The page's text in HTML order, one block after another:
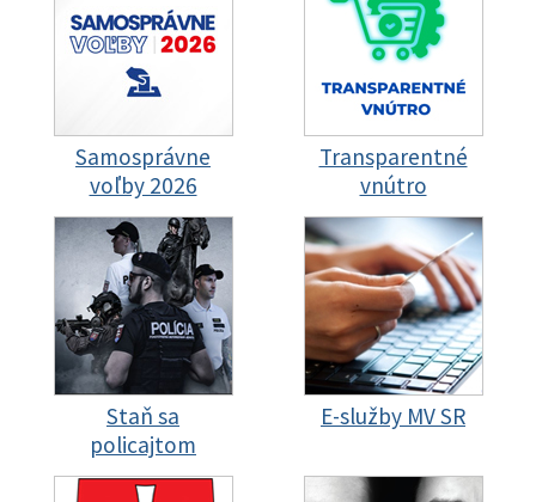
Samosprávne
voľby 2026
Transparentné
vnútro
Staň sa
policajtom
E-služby MV SR